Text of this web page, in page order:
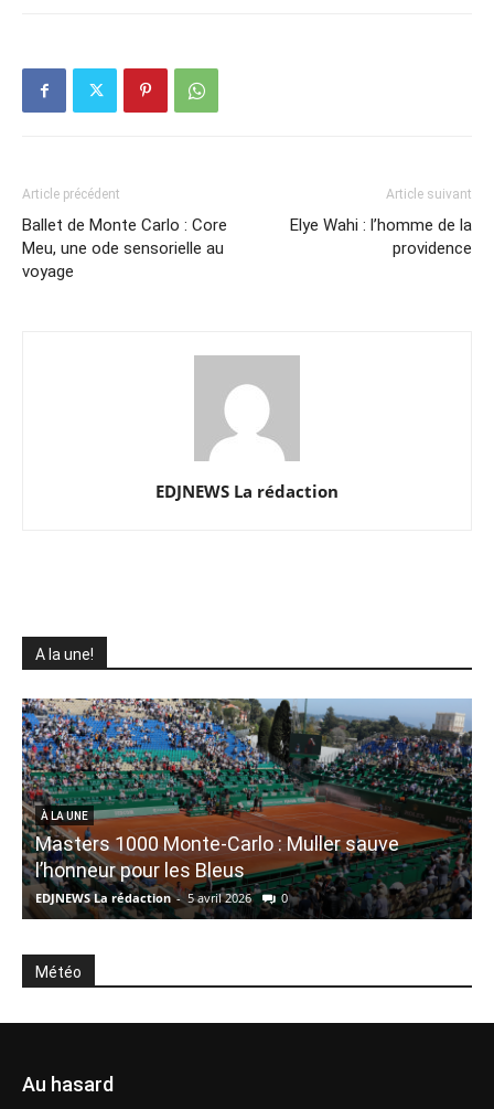
Article précédent
Ballet de Monte Carlo : Core
Meu, une ode sensorielle au
voyage
Article suivant
Elye Wahi : l’homme de la
providence
EDJNEWS La rédaction
A la une!
À LA UNE
Masters 1000 Monte-Carlo : Muller sauve
l’honneur pour les Bleus
EDJNEWS La rédaction - 5 avril 2026 0
Météo
Au hasard